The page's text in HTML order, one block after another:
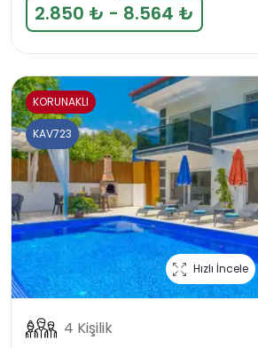
2.850 ₺ - 8.564 ₺
KORUNAKLI
Hızlı İncele
KAV723
4 Kişilik